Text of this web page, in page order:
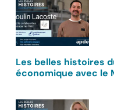
Les belles histoires
économique avec le